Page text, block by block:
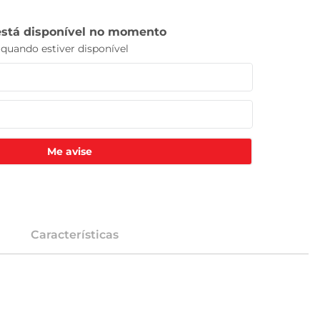
Me avise
Características